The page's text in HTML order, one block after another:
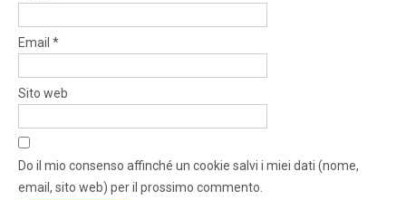
Email *
Sito web
Do il mio consenso affinché un cookie salvi i miei dati (nome,
email, sito web) per il prossimo commento.